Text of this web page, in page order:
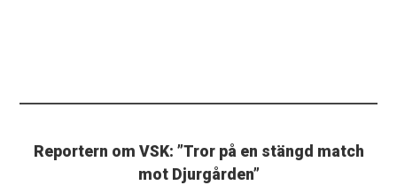
Reportern om VSK: ”Tror på en stängd match
mot Djurgården”